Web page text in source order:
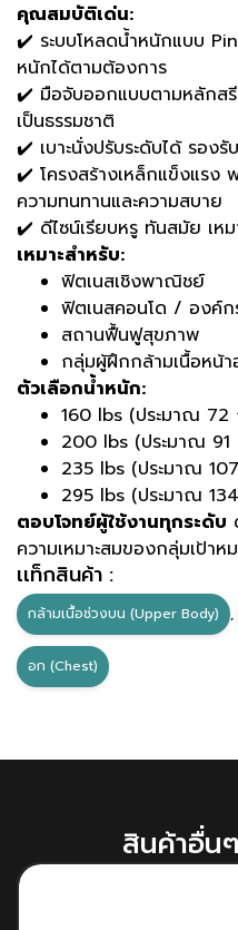
คุณสมบัติเด่น:
✔️ ระบบโหลดน้ำหนักแบบ
หนักได้ตามต้องการ
✔️ มือจับออกแบบตามหลักสรี
เป็นธรรมชาติ
✔️ เบาะนั่งปรับระดับได้ รองรั
✔️ โครงสร้างเหล็กแข็งแรง
ความทนทานและความสบาย
✔️ ดีไซน์เรียบหรู ทันสมัย เหม
เหมาะสำหรับ:
ฟิตเนสเชิงพาณิชย์
ฟิตเนสคอนโด / องค์ก
สถานฟื้นฟูสุขภาพ
กลุ่มผู้ฝึกกล้ามเนื้อหน้า
ตัวเลือกน้ำหนัก:
160 lbs (ประมาณ 72
200 lbs (ประมาณ 91
235 lbs (ประมาณ
295 lbs (ประมาณ
ตอบโจทย์ผู้ใช้งานทุกระดับ
ความเหมาะสมของกลุ่มเป้าห
เเท็กสินค้า :
กล้ามเนื้อช่วงบน (Upper Body) ,
อก (Chest)
สินค้าอื่น